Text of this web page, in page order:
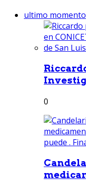
ultimo momento
0